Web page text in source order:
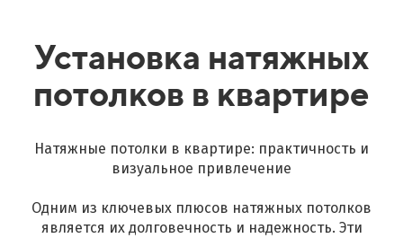
Установка натяжных
потолков в квартире
Натяжные потолки в квартире: практичность и
визуальное привлечение
Одним из ключевых плюсов натяжных потолков
является их долговечность и надежность. Эти